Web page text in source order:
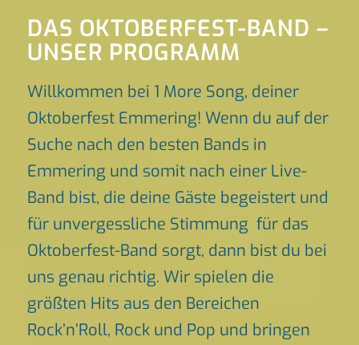
DAS OKTOBERFEST-BAND –
UNSER PROGRAMM
Willkommen bei 1 More Song, deiner
Oktoberfest Emmering! Wenn du auf der
Suche nach den besten Bands in
Emmering und somit nach einer Live-
Band bist, die deine Gäste begeistert und
für unvergessliche Stimmung für das
Oktoberfest-Band sorgt, dann bist du bei
uns genau richtig. Wir spielen die
größten Hits aus den Bereichen
Rock’n’Roll, Rock und Pop und bringen